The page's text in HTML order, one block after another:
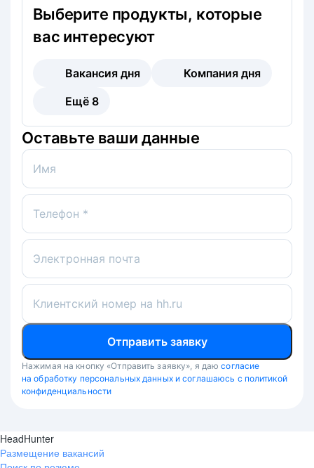
Выберите продукты, которые
вас интересуют
Вакансия дня
Компания дня
Ещё 8
Оставьте ваши данные
Имя
Телефон *
Электронная почта
Клиентский номер на hh.ru
Отправить заявку
Нажимая на кнопку «Отправить заявку», я даю согласие
на обработку персональных данных и соглашаюсь с политикой
конфиденциальности
HeadHunter
Размещение вакансий